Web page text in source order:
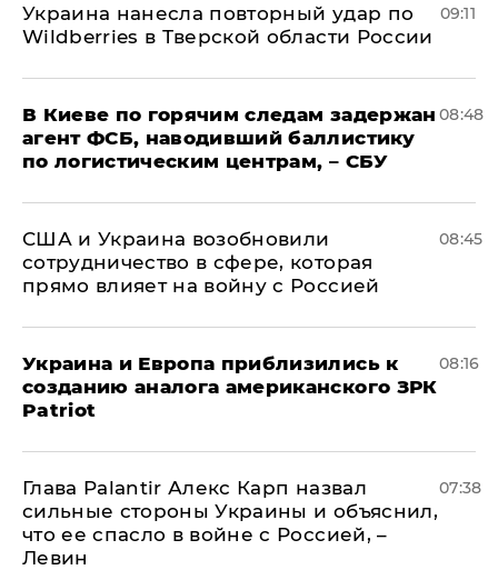
Украина нанесла повторный удар по
Wildberries в Тверской области России
09:11
В Киеве по горячим следам задержан
агент ФСБ, наводивший баллистику
по логистическим центрам, – СБУ
08:48
США и Украина возобновили
сотрудничество в сфере, которая
прямо влияет на войну с Россией
08:45
Украина и Европа приблизились к
созданию аналога американского ЗРК
Patriot
08:16
Глава Palantir Алекс Карп назвал
сильные стороны Украины и объяснил,
что ее спасло в войне с Россией, –
Левин
07:38